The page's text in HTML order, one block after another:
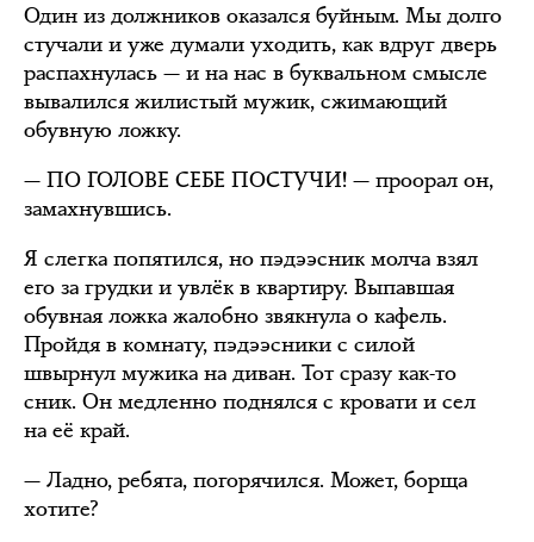
Один из должников оказался буйным. Мы долго
стучали и уже думали уходить, как вдруг дверь
распахнулась — и на нас в буквальном смысле
вывалился жилистый мужик, сжимающий
обувную ложку.
— ПО ГОЛОВЕ СЕБЕ ПОСТУЧИ! — проорал он,
замахнувшись.
Я слегка попятился, но пэдээсник молча взял
его за грудки и увлёк в квартиру. Выпавшая
обувная ложка жалобно звякнула о кафель.
Пройдя в комнату, пэдээсники с силой
швырнул мужика на диван. Тот сразу как-то
сник. Он медленно поднялся с кровати и сел
на её край.
— Ладно, ребята, погорячился. Может, борща
хотите?